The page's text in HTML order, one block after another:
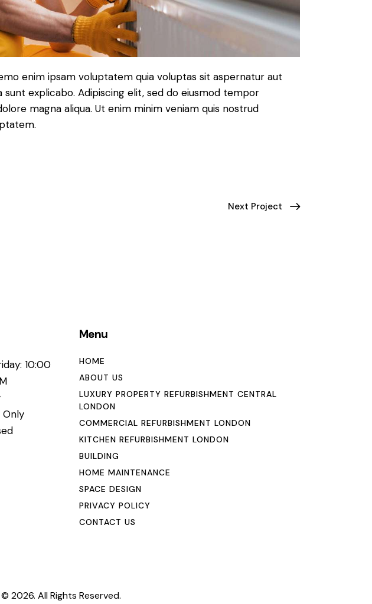
enim ipsam voluptatem quia voluptas sit aspernatur aut
sunt explicabo. Adipiscing elit, sed do eiusmod tempor
magna aliqua. Ut enim minim veniam quis nostrud
Next Project
10:00
Menu
HOME
ABOUT US
LUXURY PROPERTY REFURBISHMENT CENTRAL
LONDON
COMMERCIAL REFURBISHMENT LONDON
KITCHEN REFURBISHMENT LONDON
BUILDING
HOME MAINTENANCE
SPACE DESIGN
PRIVACY POLICY
CONTACT US
© 2026. All Rights Reserved.